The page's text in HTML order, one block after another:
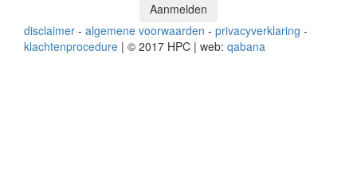
Aanmelden
disclaimer - algemene voorwaarden - privacyverklaring -
klachtenprocedure | © 2017 HPC | web: qabana